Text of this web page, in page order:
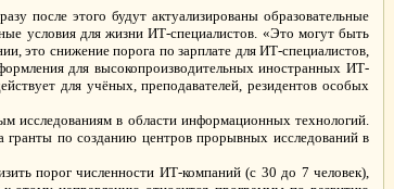
после этого будут актуализированы образовательные
условия для жизни ИТ-специалистов. «Это могут быть
это снижение порога по зарплате для ИТ-специалистов,
для высокопроизводительных иностранных ИТ-
для учёных, преподавателей, резидентов особых
исследованиям в области информационных технологий.
гранты по созданию центров прорывных исследований в
порог численности ИТ-компаний (с 30 до 7 человек),